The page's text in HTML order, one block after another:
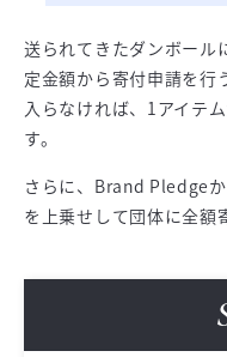
送られてきたダンボール
定金額から寄付申請を行
入らなければ、1アイテ
す。
さらに、Brand Pledge
を上乗せして団体に全額